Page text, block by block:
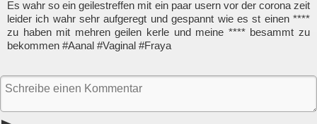
Es wahr so ein geilestreffen mit ein paar usern vor der corona zeit
leider ich wahr sehr aufgeregt und gespannt wie es st einen ****
zu haben mit mehren geilen kerle und meine **** besammt zu
bekommen #Aanal #Vaginal #Fraya